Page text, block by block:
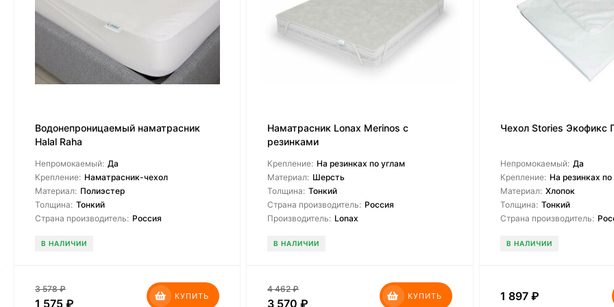
Водонепроницаемый наматрасник
Halal Raha
Непромокаемый: Да
Крепление: Наматрасник-чехол
Материал: Полиэстер
Толщина: Тонкий
Страна производитель: Россия
В НАЛИЧИИ
3 578₽
1 575 ₽
КУПИТЬ
Наматрасник Lonax Merinos с
резинками
Крепление: На резинках по углам
Материал: Шерсть
Толщина: Тонкий
Страна производитель: Россия
Производитель: Lonax
В НАЛИЧИИ
4 462₽
3 570₽
КУПИТЬ
Чехол Stories Экофикс
Непромокаемый: Да
Крепление: На резинках по
Материал: Хлопок
Толщина: Тонкий
Страна производитель:
В НАЛИЧИИ
1 897 ₽